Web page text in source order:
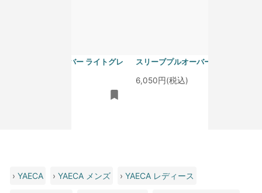
スリーブプルオーバー ライトグレ
スリーブプルオーバー サラシ
6,050円(税込)
›YAECA ›YAECA メンズ ›YAECA レディース